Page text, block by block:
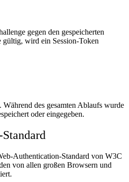
gegen den gespeicherten
gültig, wird ein Session-Token
des gesamten Ablaufs wurde
oder eingegeben.
Authentication-Standard von W3C
von allen großen Browsern und